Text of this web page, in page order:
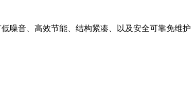
噪音、高效节能、结构紧凑、以及安全可靠免维护